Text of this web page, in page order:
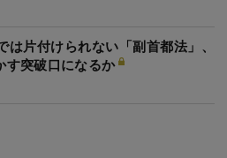
片付けられない「副首都法」、
す突破口になるか